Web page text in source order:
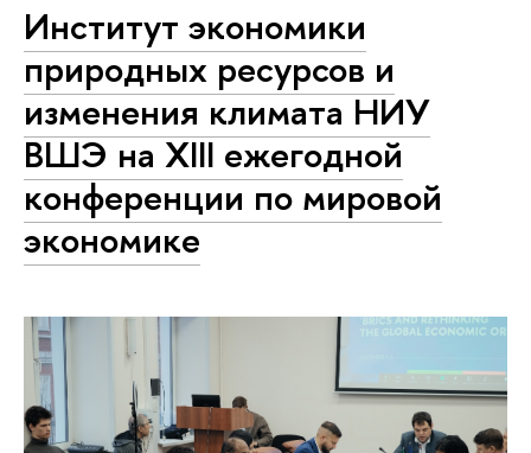
Институт экономики
природных ресурсов и
изменения климата НИУ
ВШЭ на XIII ежегодной
конференции по мировой
экономике